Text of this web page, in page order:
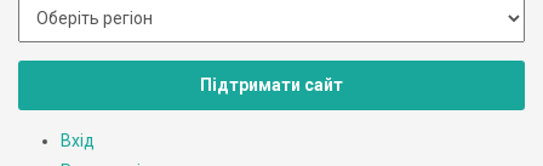
Підтримати сайт
Вхід